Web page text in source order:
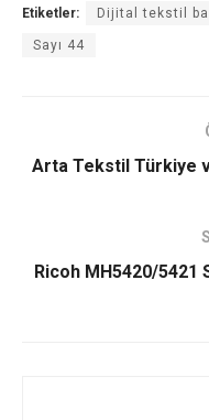
Etiketler: Dijital tekstil
Sayı 44
Arta Tekstil Türkiye
Ricoh MH5420/5421